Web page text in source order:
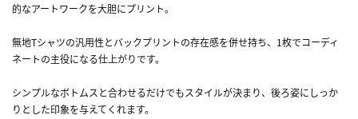
的なアートワークを大胆にプリント。
無地Tシャツの汎用性とバックプリントの存在感を併せ持ち、1枚でコーディ
ネートの主役になる仕上がりです。
シンプルなボトムスと合わせるだけでもスタイルが決まり、後ろ姿にしっか
りとした印象を与えてくれます。